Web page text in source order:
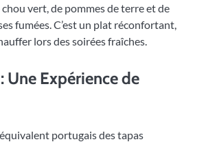
chou vert, de pommes de terre et de
fumées. C’est un plat réconfortant,
lors des soirées fraîches.
Une Expérience de
portugais des tapas